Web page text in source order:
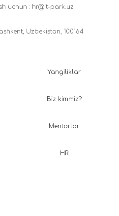
uchun : hr@it-park.uz
Uzbekistan, 100164
Yangiliklar
Biz kimmiz?
Mentorlar
HR